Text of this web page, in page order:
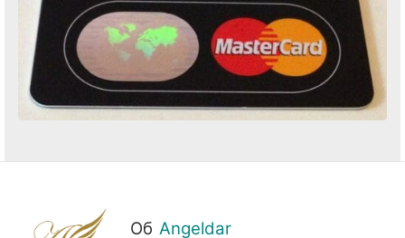
Об Angeldar